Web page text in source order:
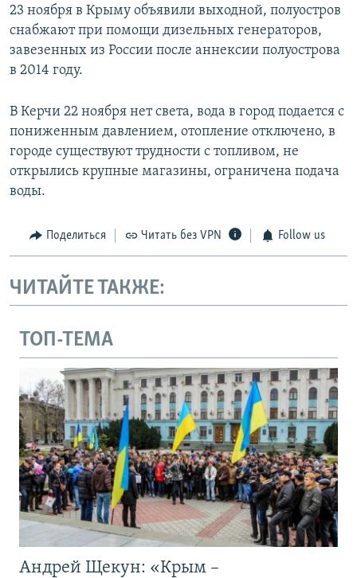
23 ноября в Крыму объявили выходной, полуостров
снабжают при помощи дизельных генераторов,
завезенных из России после аннексии полуострова
в 2014 году.
В Керчи 22 ноября нет света, вода в город подается с
пониженным давлением, отопление отключено, в
городе существуют трудности с топливом, не
открылись крупные магазины, ограничена подача
воды.
Поделиться Читать без VPN Follow us
ЧИТАЙТЕ ТАКЖЕ:
ТОП-ТЕМА
Андрей Щекун: «Крым –